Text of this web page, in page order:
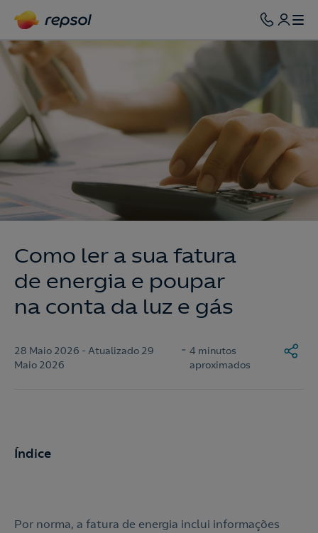
Como ler a sua fatura
de energia e poupar
na conta da luz e gás
28 Maio 2026 - Atualizado 29
Maio 2026
- 4 minutos
aproximados
Por norma, a fatura de energia inclui informações
Índice